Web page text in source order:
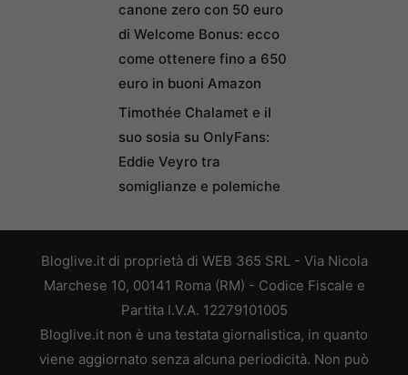
canone zero con 50 euro
di Welcome Bonus: ecco
come ottenere fino a 650
euro in buoni Amazon
Timothée Chalamet e il
suo sosia su OnlyFans:
Eddie Veyro tra
somiglianze e polemiche
Bloglive.it di proprietà di WEB 365 SRL - Via Nicola
Marchese 10, 00141 Roma (RM) - Codice Fiscale e
Partita I.V.A. 12279101005
Bloglive.it non è una testata giornalistica, in quanto
viene aggiornato senza alcuna periodicità. Non può